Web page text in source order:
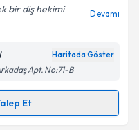
ilişkin
Aydınlatma
verilerimin belirtilen
ediyorum.
bir diş hekimi
Devamı
Haritada Göster
Apt. No:71-B
Et